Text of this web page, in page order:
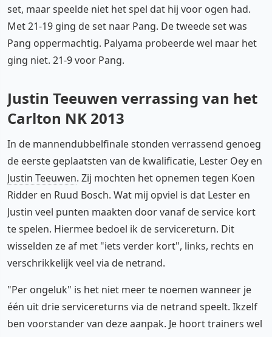
set, maar speelde niet het spel dat hij voor ogen had.
Met 21-19 ging de set naar Pang. De tweede set was
Pang oppermachtig. Palyama probeerde wel maar het
ging niet. 21-9 voor Pang.
Justin Teeuwen verrassing van het
Carlton NK 2013
In de mannendubbelfinale stonden verrassend genoeg
de eerste geplaatsten van de kwalificatie, Lester Oey en
Justin Teeuwen. Zij mochten het opnemen tegen Koen
Ridder en Ruud Bosch. Wat mij opviel is dat Lester en
Justin veel punten maakten door vanaf de service kort
te spelen. Hiermee bedoel ik de servicereturn. Dit
wisselden ze af met "iets verder kort", links, rechts en
verschrikkelijk veel via de netrand.
"Per ongeluk" is het niet meer te noemen wanneer je
één uit drie servicereturns via de netrand speelt. Ikzelf
ben voorstander van deze aanpak. Je hoort trainers wel